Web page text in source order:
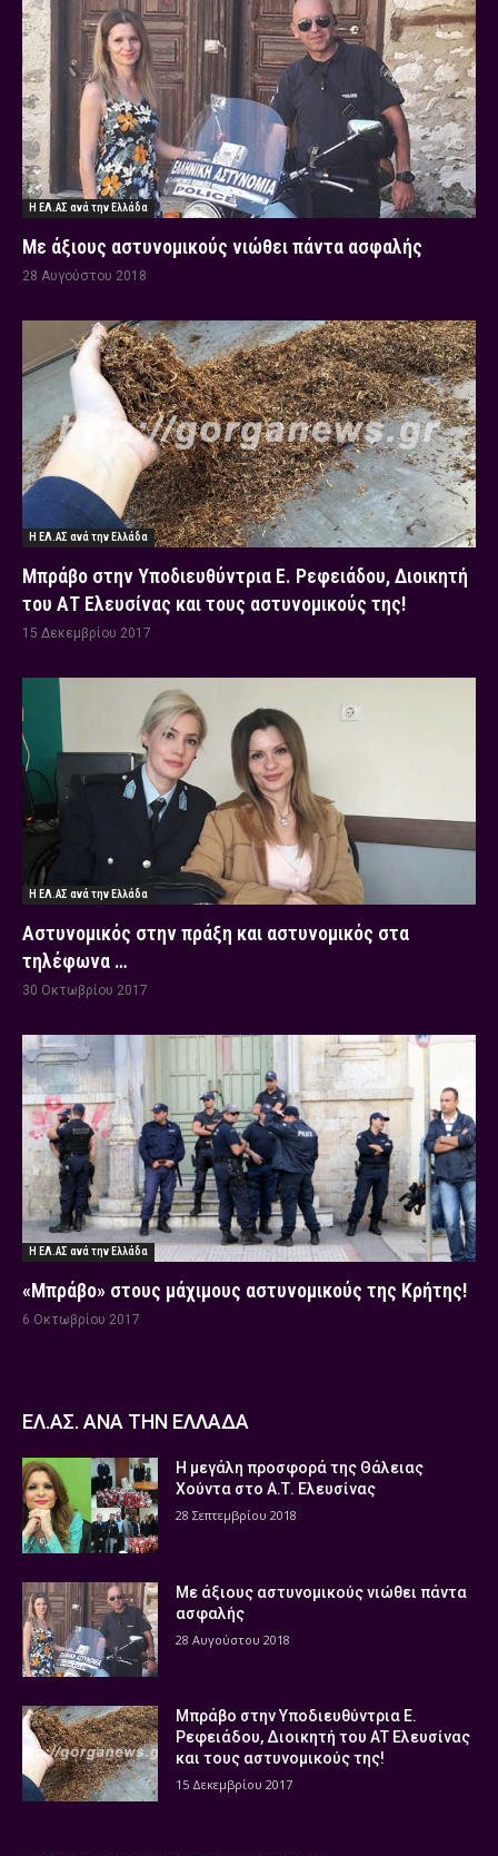
Η ΕΛ.ΑΣ ανά την Ελλάδα
Με άξιους αστυνομικούς νιώθει πάντα ασφαλής
28 Αυγούστου 2018
Η ΕΛ.ΑΣ ανά την Ελλάδα
Μπράβο στην Υποδιευθύντρια Ε. Ρεφειάδου, Διοικητή
του ΑΤ Ελευσίνας και τους αστυνομικούς της!
15 Δεκεμβρίου 2017
Η ΕΛ.ΑΣ ανά την Ελλάδα
Αστυνομικός στην πράξη και αστυνομικός στα
τηλέφωνα …
30 Οκτωβρίου 2017
Η ΕΛ.ΑΣ ανά την Ελλάδα
«Μπράβο» στους μάχιμους αστυνομικούς της Κρήτης!
6 Οκτωβρίου 2017
ΕΛ.ΑΣ. ΑΝΑ ΤΗΝ ΕΛΛΑΔΑ
Η μεγάλη προσφορά της Θάλειας
Χούντα στο Α.Τ. Ελευσίνας
28 Σεπτεμβρίου 2018
Με άξιους αστυνομικούς νιώθει πάντα
ασφαλής
28 Αυγούστου 2018
Μπράβο στην Υποδιευθύντρια Ε.
Ρεφειάδου, Διοικητή του ΑΤ Ελευσίνας
και τους αστυνομικούς της!
15 Δεκεμβρίου 2017